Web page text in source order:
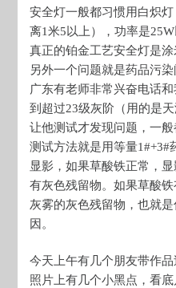
安全灯一般都习惯用白炽
离1米5以上），功率是25W
真正的铂金工艺安全灯是涂
另外一个问题就是药品污染
广东有老师非常兴奋电话
到超过23级灰阶（用的是
让他测试才发现问题，一般
测试方法就是用等量1#+3#
显影，如果草酸铁正常，
有灰色残留物。如果草酸
灰雾的灰色残留物，也就
因。
今天上午有几个朋友带作
照片上有几个小黑点，看底